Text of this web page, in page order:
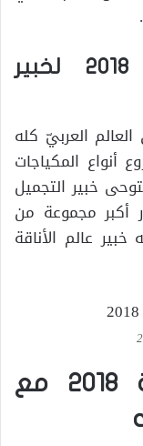
احدث مكياج للعروسة 2018 لخبير
العربيّ كله
المكياجات
خبير التجميل
أكبر مجموعة من
عالم الأناقة
احدث مكياج للعروسة 2018 مع